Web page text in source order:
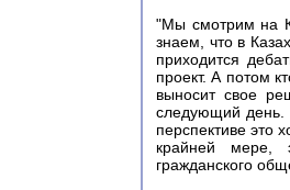
"Мы смотрим на
знаем, что в
приходится
проект. А потом
выносит свое
следующий день.
перспективе это
крайней мере,
гражданского